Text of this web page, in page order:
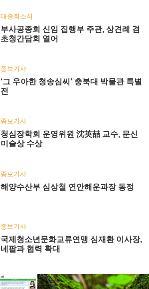
대종회소식
부사공종회 신임 집행부 주관, 상견례 겸
초청간담회 열어
종보기사
‘그 우아한 청송심씨’ 충북대 박물관 특별
전
종보기사
청심장학회 운영위원 沈英喆 교수, 문신
미술상 수상
종보기사
해양수산부 심상철 연안해운과장 동정
종보기사
국제청소년문화교류연맹 심재환 이사장,
네팔과 협력 확대